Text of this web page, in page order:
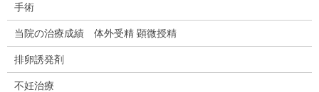
手術
当院の治療成績 体外受精 顕微授精
排卵誘発剤
不妊治療